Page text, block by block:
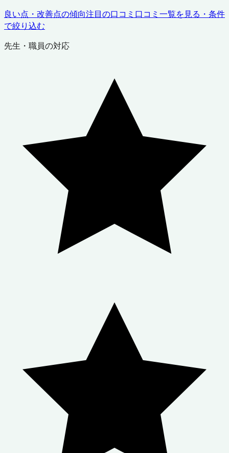
良い点・改善点の傾向注目の口コミ 口コミ一覧を見る・条件
で絞り込む
先生・職員の対応